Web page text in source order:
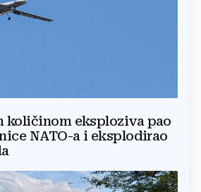
količinom eksploziva pao
NATO-a i eksplodirao